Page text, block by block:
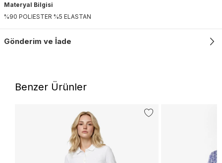
Materyal Bilgisi
%90 POLIESTER %5 ELASTAN
Gönderim ve İade
Benzer Ürünler